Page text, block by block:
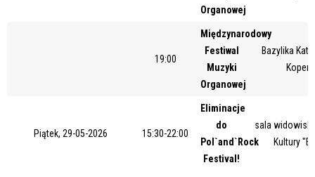
Organowej
19:00
Międzynarodowy
Festiwal
Muzyki
Organowej
Bazylika
Piątek, 29-05-2026 15:30-22:00
Eliminacje
do
Pol`and`Rock
Festival!
sala
Kultury